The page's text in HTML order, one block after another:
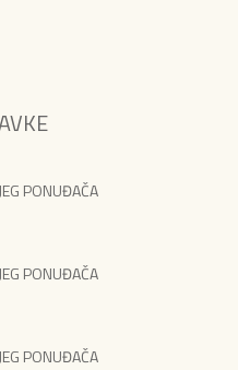
PONUĐAČA
PONUĐAČA
PONUĐAČA